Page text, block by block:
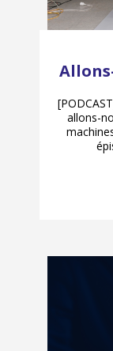
allons-